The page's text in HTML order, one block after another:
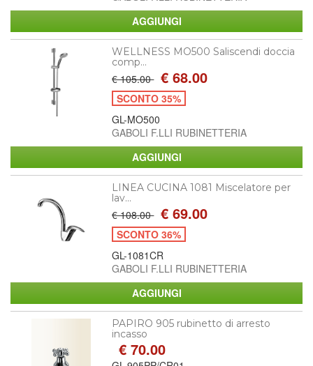
WELLNESS MO500 Saliscendi doccia
comp...
€ 105.00 € 68.00
SCONTO 35%
GL-MO500
GABOLI F.LLI RUBINETTERIA
LINEA CUCINA 1081 Miscelatore per
lav...
€ 108.00 € 69.00
SCONTO 36%
GL-1081CR
GABOLI F.LLI RUBINETTERIA
PAPIRO 905 rubinetto di arresto
incasso
€ 70.00